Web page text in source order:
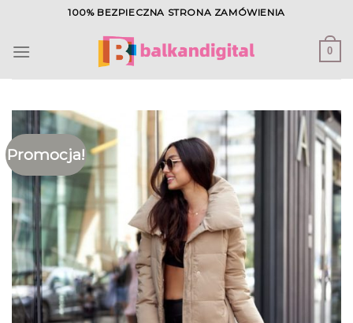
content
100% BEZPIECZNA STRONA ZAMÓWIENIA
0
Promocja!